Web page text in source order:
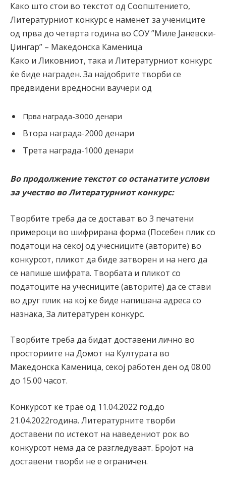
Како што стои во текстот од Соопштението,
Литературниот конкурс е наменет за учениците
од прва до четврта година во СОУ ”Миле Јаневски-
Џингар” – Македонска Каменица
Како и Ликовниот, така и Литературниот конкурс
ќе биде награден. За најдобрите творби се
предвидени вредносни ваучери од
Прва награда-3000 денари
Втора награда-2000 денари
Трета награда-1000 денари
Во продолжение текстот со останатите услови
за учество во Литературниот конкурс:
Творбите треба да се достават во 3 печатени
примероци во шифрирана форма (Посебен плик со
податоци на секој од учесниците (авторите) во
конкурсот, пликот да биде затворен и на него да
се напише шифрата. Творбата и пликот со
податоците на учесниците (авторите) да се стави
во друг плик на кој ке биде напишана адреса со
назнака, За литературен конкурс.
Творбите треба да бидат доставени лично во
просториите на Домот на Културата во
Македонска Каменица, секој работен ден од 08.00
до 15.00 часот.
Конкурсот ке трае од 11.04.2022 год.до
21.04.2022година. Литературните творби
доставени по истекот на наведениот рок во
конкурсот нема да се разгледуваат. Бројот на
доставени творби не е ограничен.